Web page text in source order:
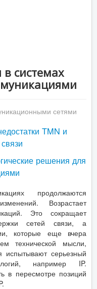
системах
сетями
TMN и
решения для
продолжаются
Возрастает
Это сокращает
сетей связи, а
которые еще вчера
технической мысли,
серьезный
например IP.
в пересмотре позиций